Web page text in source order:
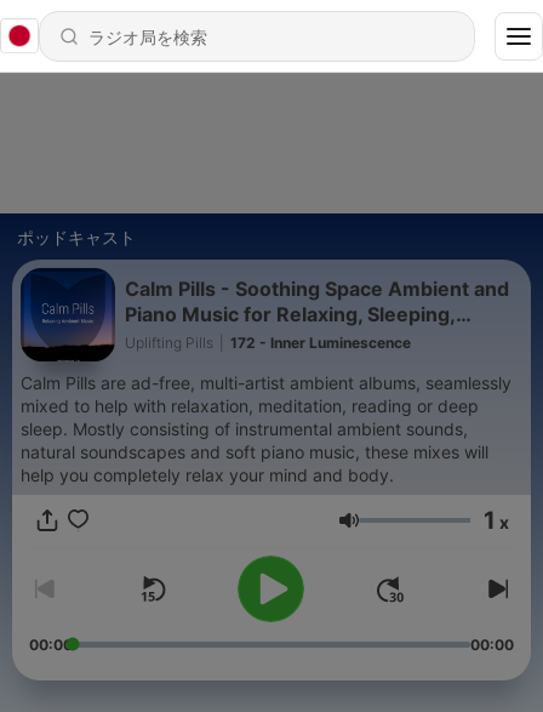
ポッドキャスト
Calm Pills - Soothing Space Ambient and
Piano Music for Relaxing, Sleeping,
Reading, or Mindful Meditation
Uplifting Pills 172 - Inner Luminescence
Calm Pills are ad-free, multi-artist ambient albums, seamlessly
mixed to help with relaxation, meditation, reading or deep
sleep. Mostly consisting of instrumental ambient sounds,
natural soundscapes and soft piano music, these mixes will
help you completely relax your mind and body.
音量 1 x
00:00 00:00